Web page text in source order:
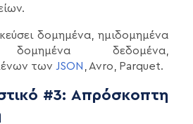
δομημένα, ημιδομημένα
δεδομένα,
των JSON , Avro, Parquet.
#3: Απρόσκοπτη